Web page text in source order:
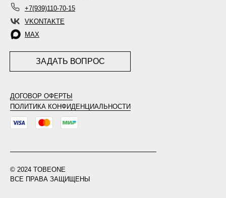
+7(939)110-70-15
VKONTAKTE
MAX
ДОГОВОР ОФЕРТЫ
ПОЛИТИКА КОНФИДЕНЦИАЛЬНОСТИ
ЗАДАТЬ ВОПРОС
© 2024 TOBEONE
ВСЕ ПРАВА ЗАЩИЩЕНЫ